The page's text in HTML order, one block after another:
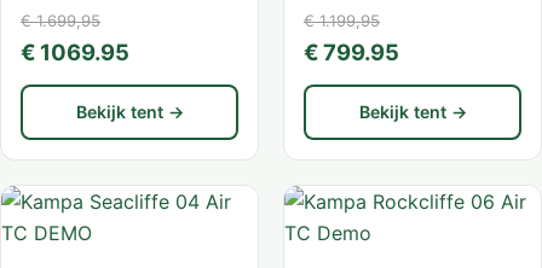
€ 1.699,95
€ 1069.95
Bekijk tent →
€ 1.199,95
€ 799.95
Bekijk tent →